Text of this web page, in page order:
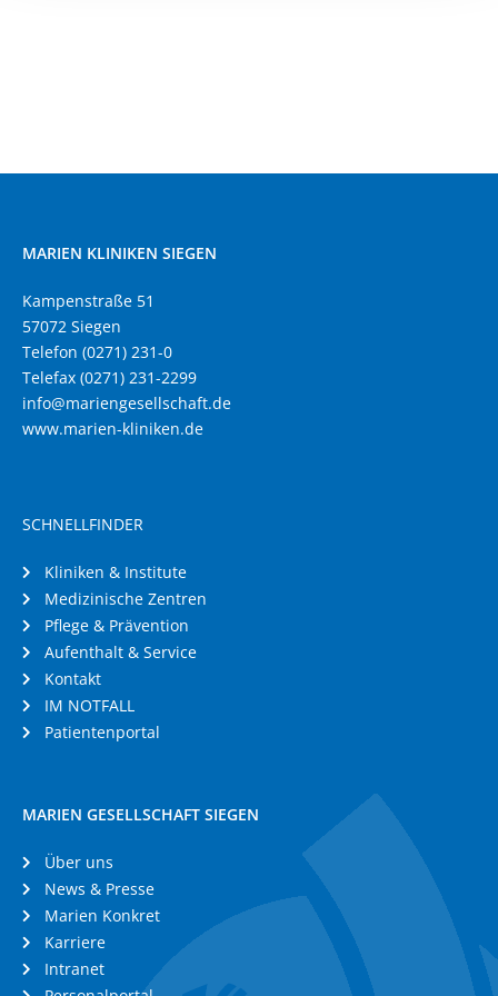
MARIEN KLINIKEN SIEGEN
Kampenstraße 51
57072 Siegen
Telefon (0271) 231-0
Telefax (0271) 231-2299
info@mariengesellschaft.de
www.marien-kliniken.de
SCHNELLFINDER
Kliniken & Institute
Medizinische Zentren
Pflege & Prävention
Aufenthalt & Service
Kontakt
IM NOTFALL
Patientenportal
MARIEN GESELLSCHAFT SIEGEN
Über uns
News & Presse
Marien Konkret
Karriere
Intranet